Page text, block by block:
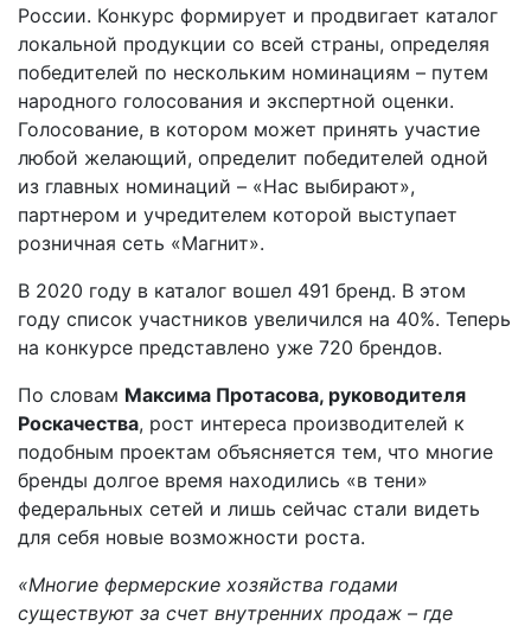
России. Конкурс формирует и продвигает каталог
локальной продукции со всей страны, определяя
победителей по нескольким номинациям – путем
народного голосования и экспертной оценки.
Голосование, в котором может принять участие
любой желающий, определит победителей одной
из главных номинаций – «Нас выбирают»,
партнером и учредителем которой выступает
розничная сеть «Магнит».
В 2020 году в каталог вошел 491 бренд. В этом
году список участников увеличился на 40%. Теперь
на конкурсе представлено уже 720 брендов.
По словам Максима Протасова, руководителя
Роскачества, рост интереса производителей к
подобным проектам объясняется тем, что многие
бренды долгое время находились «в тени»
федеральных сетей и лишь сейчас стали видеть
для себя новые возможности роста.
«Многие фермерские хозяйства годами
существуют за счет внутренних продаж – где